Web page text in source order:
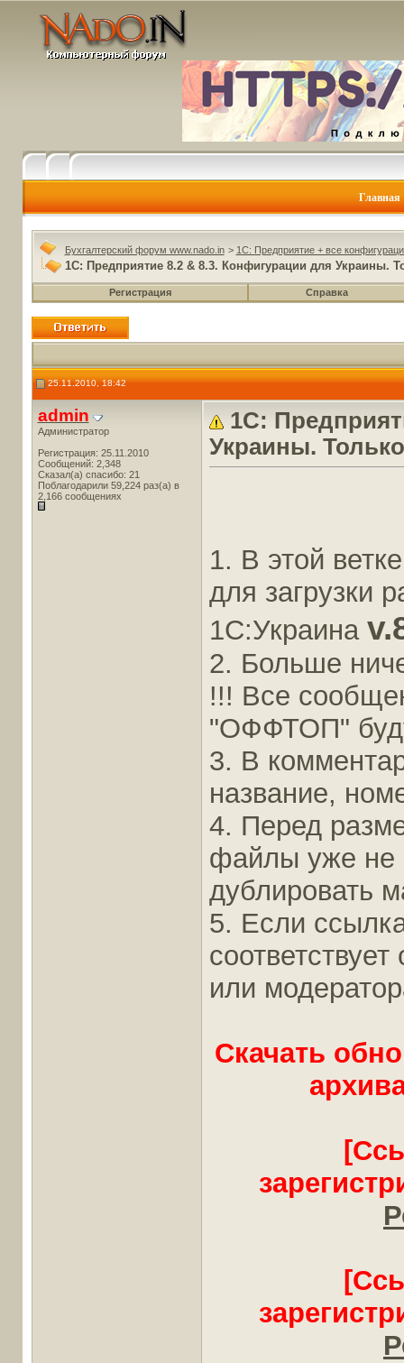
Главная
Бухгалтерский форум www.nado.in > 1C: Предприятие + все
1С: Предприятие 8.2 & 8.3. Конфигурации для Украины.
Регистрация Справка
25.11.2010, 18:42
admin
Администратор
Регистрация: 25.11.2010
Сообщений: 2,348
Сказал(а) спасибо: 21
Поблагодарили 59,224 раз(а) в
2,166 сообщениях
1С:
Украины.
1. В этой
для загрузки
1С:Украина
2. Больше
!!! Все
"ОФФТОП"
3. В
название,
4. Перед
файлы уже не
дублировать
5. Если
или
Скачать